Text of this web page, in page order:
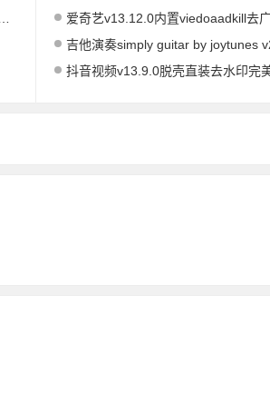
爱奇艺v13.12.0内置viedoaadkill去
吉他演奏simply guitar by joytunes v2.1.2 for
抖音视频v13.9.0脱壳直装去水印完